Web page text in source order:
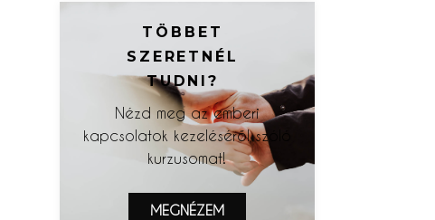
TÖBBET
SZERETNÉL
TUDNI?
Nézd meg az emberi
kapcsolatok kezeléséről szóló
kurzusomat!
MEGNÉZEM